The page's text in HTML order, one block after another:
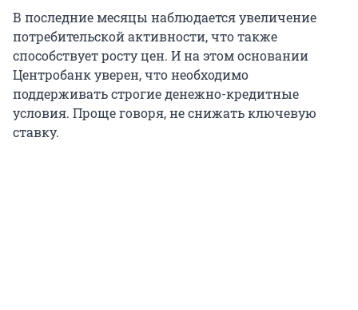
В последние месяцы наблюдается увеличение
потребительской активности, что также
способствует росту цен. И на этом основании
Центробанк уверен, что необходимо
поддерживать строгие денежно-кредитные
условия. Проще говоря, не снижать ключевую
ставку.